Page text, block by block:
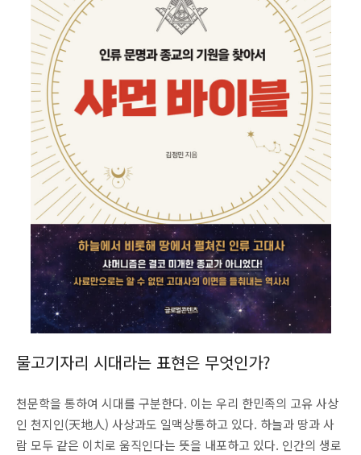
물고기자리 시대라는 표현은 무엇인가?
천문학을 통하여 시대를 구분한다. 이는 우리 한민족의 고유 사상
인 천지인(天地人) 사상과도 일맥상통하고 있다. 하늘과 땅과 사
람 모두 같은 이치로 움직인다는 뜻을 내포하고 있다. 인간의 생로